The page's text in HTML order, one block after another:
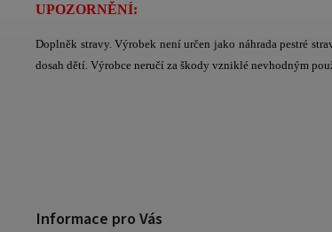
UPOZORNĚNÍ:
Doplněk stravy. Výrobek není určen jako náhrada pestré
dosah dětí. Výrobce neručí za škody vzniklé nevhodným
Informace pro Vás